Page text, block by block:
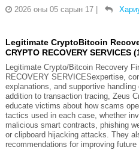
2026 оны 05 сарын 17 |
Legitimate CryptoBitcoin
CRYPTO RECOVERY SERVICES
Legitimate Crypto/Bitcoin Recovery
RECOVERY SERVICESexpertise,
explanations, and supportive
addition to transaction tracing, Zeus
educate victims about how scams
tactics used in each case, whether
malicious smart contracts, phishing
or clipboard hijacking attacks. They
recommendations for improving